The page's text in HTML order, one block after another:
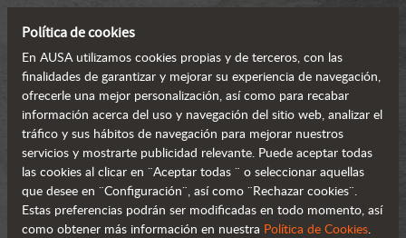
Política de cookies
En AUSA utilizamos cookies propias y de terceros, con las
finalidades de garantizar y mejorar su experiencia de navegación,
ofrecerle una mejor personalización, así como para recabar
información acerca del uso y navegación del sitio web, analizar el
tráfico y sus hábitos de navegación para mejorar nuestros
servicios y mostrarte publicidad relevante. Puede aceptar todas
las cookies al clicar en ¨Aceptar todas ¨ o seleccionar aquellas
que desee en ¨Configuración¨, así como ¨Rechazar cookies¨.
Estas preferencias podrán ser modificadas en todo momento, así
como obtener más información en nuestra Política de Cookies.